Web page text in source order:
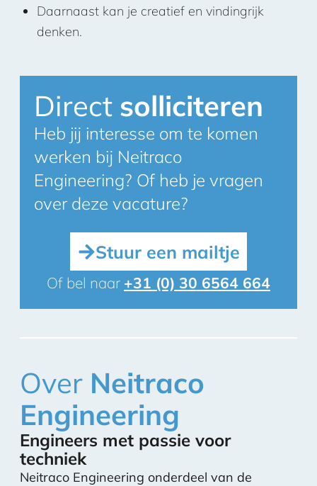
Daarnaast kan je creatief en vindingrijk
denken.
Direct solliciteren
Heb jij interesse om te komen
werken bij Neitraco
Engineering? Of heb je vragen
over deze vacature?
Stuur een mailtje
Of bel naar +31 (0) 30 6564 664
Over Neitraco
Engineering
Engineers met passie voor
techniek
Neitraco Engineering onderdeel van de